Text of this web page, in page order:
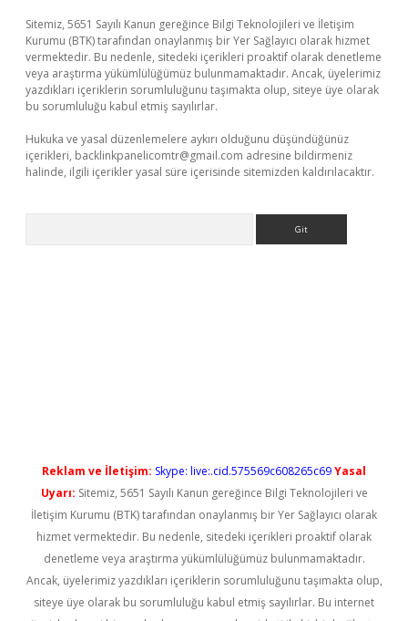
Sitemiz, 5651 Sayılı Kanun gereğince Bilgi Teknolojileri ve İletişim
Kurumu (BTK) tarafından onaylanmış bir Yer Sağlayıcı olarak hizmet
vermektedir. Bu nedenle, sitedeki içerikleri proaktif olarak denetleme
veya araştırma yükümlülüğümüz bulunmamaktadır. Ancak, üyelerimiz
yazdıkları içeriklerin sorumluluğunu taşımakta olup, siteye üye olarak
bu sorumluluğu kabul etmiş sayılırlar.
Hukuka ve yasal düzenlemelere aykırı olduğunu düşündüğünüz
içerikleri, backlinkpanelicomtr@gmail.com adresine bildirmeniz
halinde, ilgili içerikler yasal süre içerisinde sitemizden kaldırılacaktır.
Reklam ve İletişim: Skype: live:.cid.575569c608265c69Yasal
Uyarı: Sitemiz, 5651 Sayılı Kanun gereğince Bilgi Teknolojileri ve
İletişim Kurumu (BTK) tarafından onaylanmış bir Yer Sağlayıcı olarak
hizmet vermektedir. Bu nedenle, sitedeki içerikleri proaktif olarak
denetleme veya araştırma yükümlülüğümüz bulunmamaktadır.
Ancak, üyelerimiz yazdıkları içeriklerin sorumluluğunu taşımakta olup,
siteye üye olarak bu sorumluluğu kabul etmiş sayılırlar. Bu internet